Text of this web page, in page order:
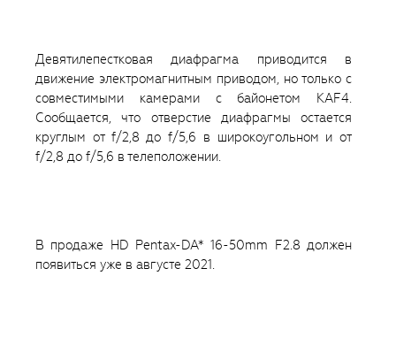
Девятилепестковая диафрагма приводится в
движение электромагнитным приводом, но только с
совместимыми камерами с байонетом KAF4.
Сообщается, что отверстие диафрагмы остается
круглым от f/2,8 до f/5,6 в широкоугольном и от
f/2,8 до f/5,6 в телеположении.
В продаже HD Pentax-DA* 16-50mm F2.8 должен
появиться уже в августе 2021.